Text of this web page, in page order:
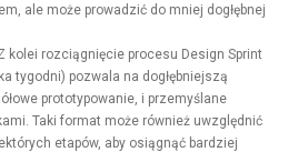
ale może prowadzić do mniej dogłębnej
kolei rozciągnięcie procesu Design Sprint
tygodni) pozwala na dogłębniejszą
prototypowanie, i przemyślane
Taki format może również uwzględnić
etapów, aby osiągnąć bardziej